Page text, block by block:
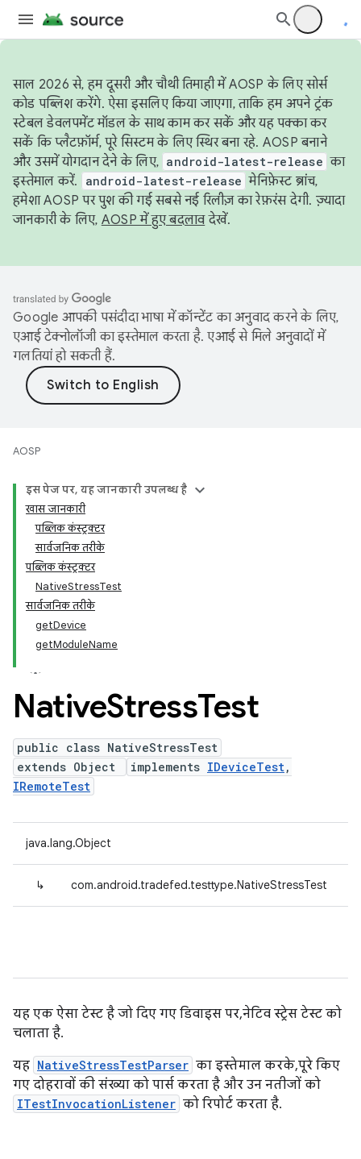
साल 2026 से, हम दूसरी और चौथी तिमाही में AOSP के लिए सोर्स
कोड पब्लिश करेंगे. ऐसा इसलिए किया जाएगा, ताकि हम अपने ट्रंक
स्टेबल डेवलपमेंट मॉडल के साथ काम कर सकें और यह पक्का कर
सकें कि प्लैटफ़ॉर्म, पूरे सिस्टम के लिए स्थिर बना रहे. AOSP बनाने
और उसमें योगदान देने के लिए, android-latest-release का
इस्तेमाल करें.
android-latest-release मेनिफ़ेस्ट ब्रांच,
हमेशा AOSP पर पुश की गई सबसे नई रिलीज़ का रेफ़रंस देगी. ज़्यादा
जानकारी के लिए, AOSP में हुए बदलावदेखें.
Google आपकी पसंदीदा भाषा में कॉन्टेंट का अनुवाद करने के लिए,
एआई टेक्नोलॉजी का इस्तेमाल करता है. एआई से मिले अनुवादों में
गलतियां हो सकती हैं.
AOSP
इस पेज पर, यह जानकारी उपलब्ध है
खास जानकारी
पब्लिक कंस्ट्रक्टर
सार्वजनिक तरीके
पब्लिक कंस्ट्रक्टर
NativeStressTest
सार्वजनिक तरीके
getDevice
getModuleName
NativeStressTest
public class NativeStressTest
extends Object
implements IDeviceTest,
IRemoteTest
java.lang.Object
↳ com.android.tradefed.testtype.NativeStressTest
यह एक ऐसा टेस्ट है जो दिए गए डिवाइस पर, नेटिव स्ट्रेस टेस्ट को
चलाता है.
यह NativeStressTestParser का इस्तेमाल करके, पूरे किए
गए दोहरावों की संख्या को पार्स करता है और उन नतीजों को
ITestInvocationListener को रिपोर्ट करता है.